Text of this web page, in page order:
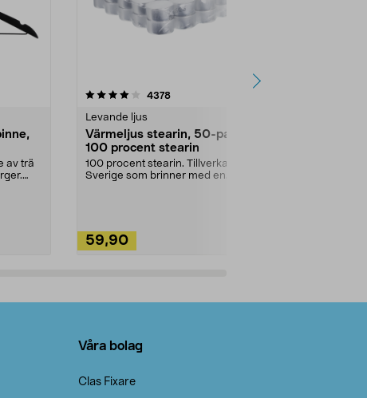
av trä
4378recensioner
Levande ljus
Värmeljus stearin, 50-pack,
100 procent stearin
100 procent stearin. Tillverkade i
Sverige som brinner med en
59,90
4.5av 5 stjärnor
Våra bolag
Clas Fixare